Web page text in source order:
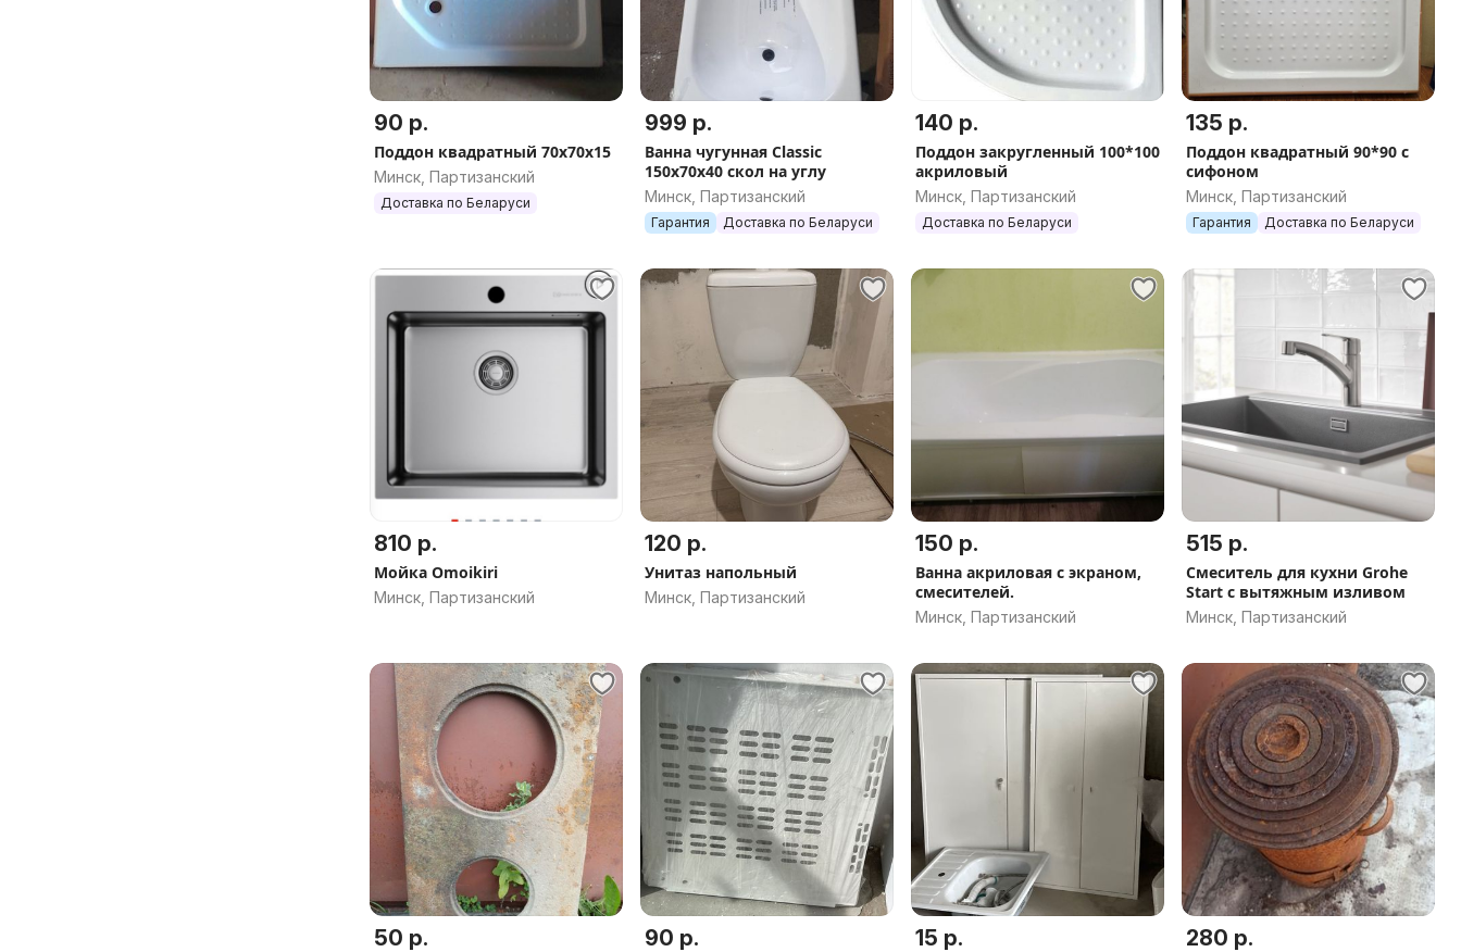
90 р.
Поддон квадратный 70х70х15
Минск, Партизанский
Доставка по Беларуси
999 р.
Ванна чугунная Classic
150х70х40 скол на углу
Минск, Партизанский
Гарантия Доставка по Беларуси
140 р.
Поддон закругленный 100*100
акриловый
Минск, Партизанский
Доставка по Беларуси
135 р.
Поддон квадратный 90*90 с
сифоном
Минск, Партизанский
Гарантия Доставка по Беларуси
810 р.
Мойка Omoikiri
Минск, Партизанский
120 р.
Унитаз напольный
Минск, Партизанский
150 р.
Ванна акриловая с экраном,
смесителей.
Минск, Партизанский
515 р.
Смеситель для кухни Grohe
Start с вытяжным изливом
Минск, Партизанский
50 р. 90 р. 15 р. 280 р.